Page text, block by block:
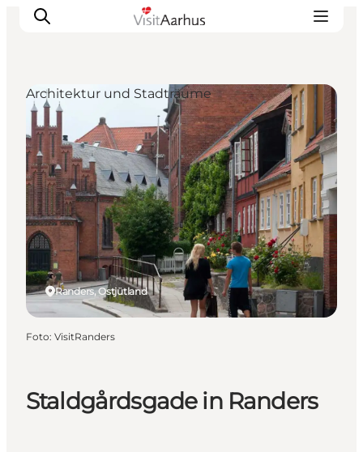
Sehen und erleben
Veranstaltungen
Städte und Regionen
Reiseplanung
Transport
Staldgårdsgade in Randers
Randers, Ostjütland
Architektur und Stadträume
Foto: VisitRanders